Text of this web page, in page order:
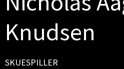
Knudsen
SKUESPILLER